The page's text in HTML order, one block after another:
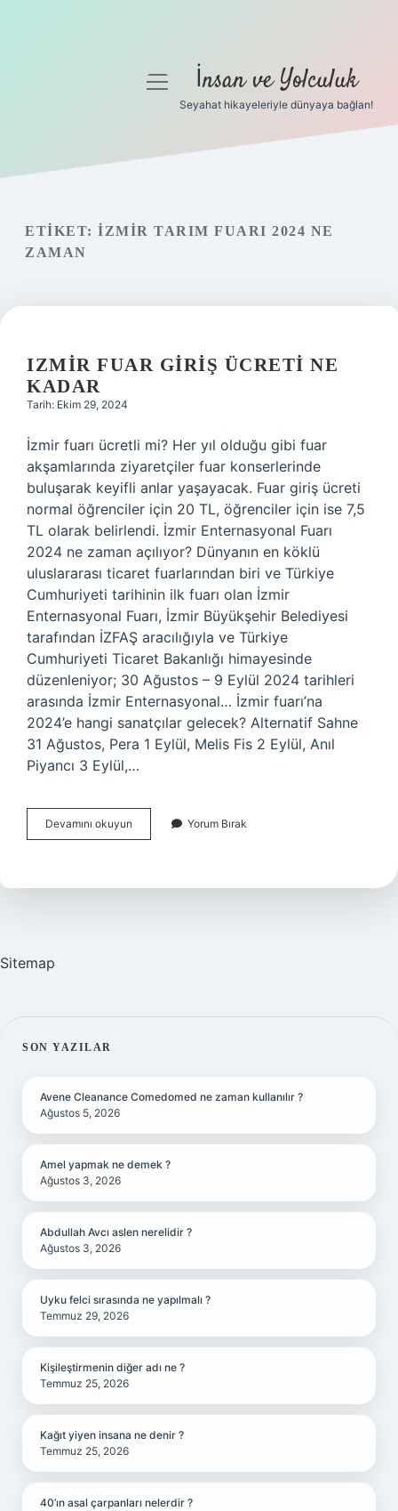
Gizlilik Politikası
Hakkımızda
menüyü İnsan ve Yolculuk
Seyahat hikayeleriyle dünyaya bağlan!
ETIKET: İZMIR TARIM FUARI 2024 NE
ZAMAN
IZMIR FUAR GIRIŞ ÜCRETI NE
KADAR
Tarih: Ekim 29, 2024
İzmir fuarı ücretli mi? Her yıl olduğu gibi fuar
akşamlarında ziyaretçiler fuar konserlerinde
buluşarak keyifli anlar yaşayacak. Fuar giriş ücreti
normal öğrenciler için 20 TL, öğrenciler için ise 7,5
TL olarak belirlendi. İzmir Enternasyonal Fuarı
2024 ne zaman açılıyor? Dünyanın en köklü
uluslararası ticaret fuarlarından biri ve Türkiye
Cumhuriyeti tarihinin ilk fuarı olan İzmir
Enternasyonal Fuarı, İzmir Büyükşehir Belediyesi
tarafından İZFAŞ aracılığıyla ve Türkiye
Cumhuriyeti Ticaret Bakanlığı himayesinde
düzenleniyor; 30 Ağustos – 9 Eylül 2024 tarihleri ​​
arasında İzmir Enternasyonal… İzmir fuarı’na
2024’e hangi sanatçılar gelecek? Alternatif Sahne
31 Ağustos, Pera 1 Eylül, Melis Fis 2 Eylül, Anıl
Piyancı 3 Eylül,…
Devamını okuyun
Fuar
Ne
Yorum Bırak
Sitemap
SIDEBAR
SON YAZILAR
Avene Cleanance Comedomed ne zaman kullanılır ?
Ağustos 5, 2026
Amel yapmak ne demek ?
Ağustos 3, 2026
Abdullah Avcı aslen nerelidir ?
Ağustos 3, 2026
Uyku felci sırasında ne yapılmalı ?
Temmuz 29, 2026
Kişileştirmenin diğer adı ne ?
Temmuz 25, 2026
Kağıt yiyen insana ne denir ?
Temmuz 25, 2026
40’ın asal çarpanları nelerdir ?